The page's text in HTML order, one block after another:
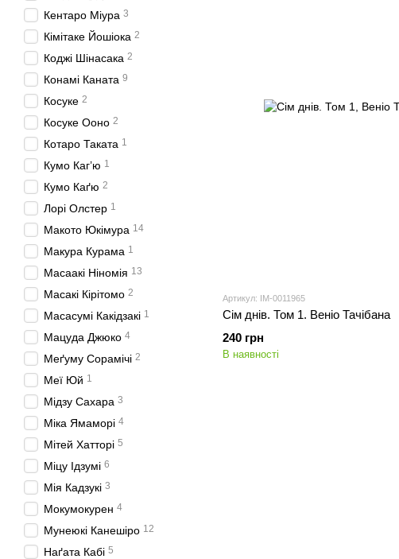
Артикул: IM-0011965
Сім днів. Том 1. Веніо Тачібана
240 грн
В наявності
Кентаро Міура 3
Кімітаке Йошіока 2
Коджі Шінасака 2
Конамі Каната 9
Косуке 2
Косуке Ооно 2
Котаро Таката 1
Кумо Каг’ю 1
Кумо Каґю 2
Лорі Олстер 1
Макото Юкімура 14
Макура Курама 1
Масаакі Ніномія 13
Масакі Кірітомо 2
Масасумі Какідзакі 1
Мацуда Джюко 4
Меґуму Сорамічі 2
Меї Юй 1
Мідзу Сахара 3
Міка Ямаморі 4
Мітей Хатторі 5
Міцу Ідзумі 6
Мія Кадзукі 3
Мокумокурен 4
Мунеюкі Канешіро 12
Наґата Кабі 5